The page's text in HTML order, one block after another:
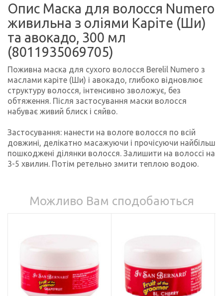
Опис Маска для волосся Numero
живильна з оліями Каріте (Ши)
та авокадо, 300 мл
(8011935069705)
Поживна маска для сухого волосся Berelil Numero з
маслами каріте (Ши) і авокадо, глибоко відновлює
структуру волосся, інтенсивно зволожує, без
обтяження. Після застосування маски волосся
набуває живий блиск і сяйво.
Застосування: нанести на вологе волосся по всій
довжині, делікатно масажуючи і прочісуючи найбільш
пошкоджені ділянки волосся. Залишити на волоссі на
3-5 хвилин. Потім ретельно змити теплою водою.
Можливо Вам сподобаються